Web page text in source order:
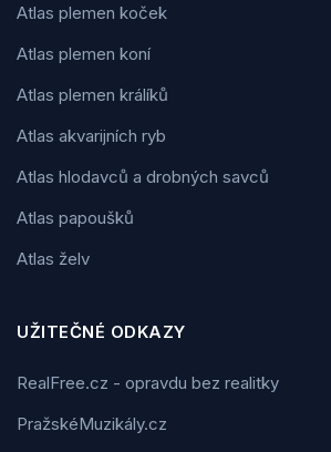
Atlas plemen koček
Atlas plemen koní
Atlas plemen králíků
Atlas akvarijních ryb
Atlas hlodavců a drobných savců
Atlas papoušků
Atlas želv
UŽITEČNÉ ODKAZY
RealFree.cz - opravdu bez realitky
PražskéMuzikály.cz